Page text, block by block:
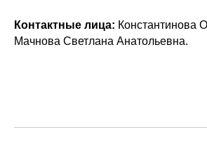
Контактные лица: Константинова
Мачнова Светлана Анатольевна.